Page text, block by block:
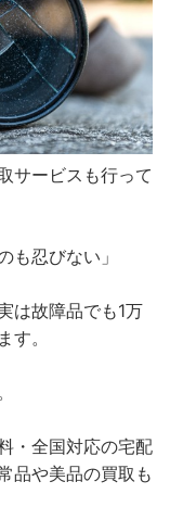
サービスも行って
も忍びない」
は故障品でも1万
す。
・全国対応の宅配
品や美品の買取も
ナ